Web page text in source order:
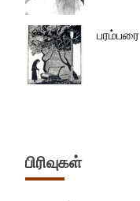
பரம்பரை
பிரிவுகள்